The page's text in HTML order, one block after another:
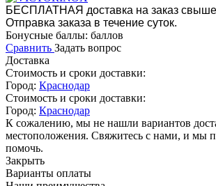
БЕСПЛАТНАЯ доставка на заказ свыше
Отправка заказа в течение суток.
Бонусные баллы: баллов
Сравнить Задать вопрос
Доставка
Стоимость и сроки доставки:
Город: Краснодар
Стоимость и сроки доставки:
Город: Краснодар
К сожалению, мы не нашли вариантов
местоположения. Свяжитесь с нами, и мы
помочь.
Закрыть
Варианты оплаты